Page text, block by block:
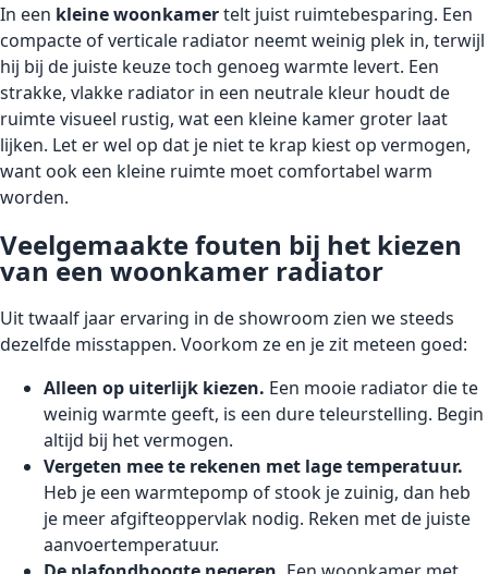
In een kleine woonkamertelt juist ruimtebesparing. Een
compacte of verticale radiator neemt weinig plek in, terwijl
hij bij de juiste keuze toch genoeg warmte levert. Een
strakke, vlakke radiator in een neutrale kleur houdt de
ruimte visueel rustig, wat een kleine kamer groter laat
lijken. Let er wel op dat je niet te krap kiest op vermogen,
want ook een kleine ruimte moet comfortabel warm
worden.
Veelgemaakte fouten bij het kiezen
van een woonkamer radiator
Uit twaalf jaar ervaring in de showroom zien we steeds
dezelfde misstappen. Voorkom ze en je zit meteen goed:
Alleen op uiterlijk kiezen. Een mooie radiator die te
weinig warmte geeft, is een dure teleurstelling. Begin
altijd bij het vermogen.
Vergeten mee te rekenen met lage temperatuur.
Heb je een warmtepomp of stook je zuinig, dan heb
je meer afgifteoppervlak nodig. Reken met de juiste
aanvoertemperatuur.